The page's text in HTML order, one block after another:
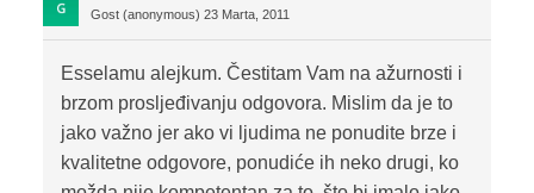
Gost (anonymous) 23 Marta, 2011
Esselamu alejkum. Čestitam Vam na ažurnosti i
brzom prosljeđivanju odgovora. Mislim da je to
jako važno jer ako vi ljudima ne ponudite brze i
kvalitetne odgovore, ponudiće ih neko drugi, ko